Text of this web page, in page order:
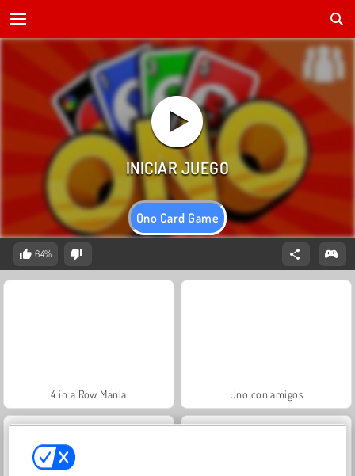
Ono Card Game
64%
4 in a Row Mania Uno con amigos